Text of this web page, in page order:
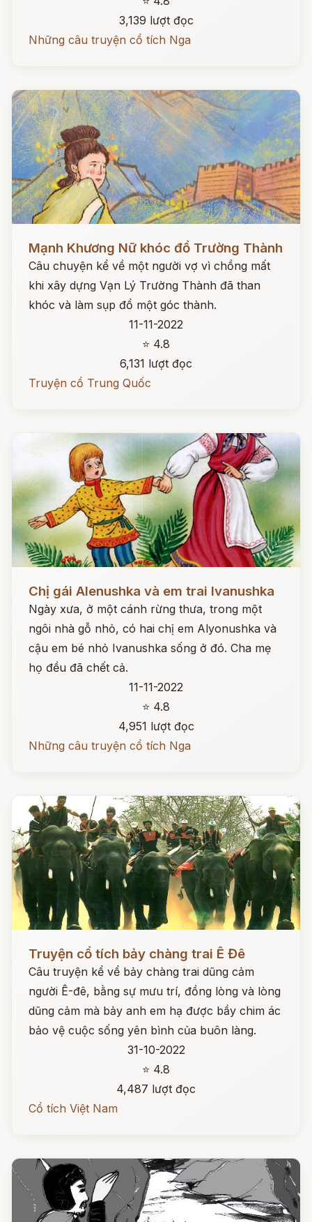
3,139 lượt đọc
Những câu truyện cổ tích Nga
Mạnh Khương Nữ khóc đổ Trường Thành
Câu chuyện kể về một người vợ vì chồng mất
khi xây dựng Vạn Lý Trường Thành đã than
khóc và làm sụp đổ một góc thành.
11-11-2022
⭐ 4.8
6,131 lượt đọc
Truyện cổ Trung Quốc
Chị gái Alenushka và em trai Ivanushka
Ngày xưa, ở một cánh rừng thưa, trong một
ngôi nhà gỗ nhỏ, có hai chị em Alyonushka và
cậu em bé nhỏ Ivanushka sống ở đó. Cha mẹ
họ đều đã chết cả.
11-11-2022
⭐ 4.8
4,951 lượt đọc
Những câu truyện cổ tích Nga
Truyện cổ tích bảy chàng trai Ê Đê
Câu truyện kể vể bảy chàng trai dũng cảm
người Ê-đê, bằng sự mưu trí, đồng lòng và lòng
dũng cảm mà bảy anh em hạ được bầy chim ác
bảo vệ cuộc sống yên bình của buôn làng.
31-10-2022
⭐ 4.8
4,487 lượt đọc
Cổ tích Việt Nam